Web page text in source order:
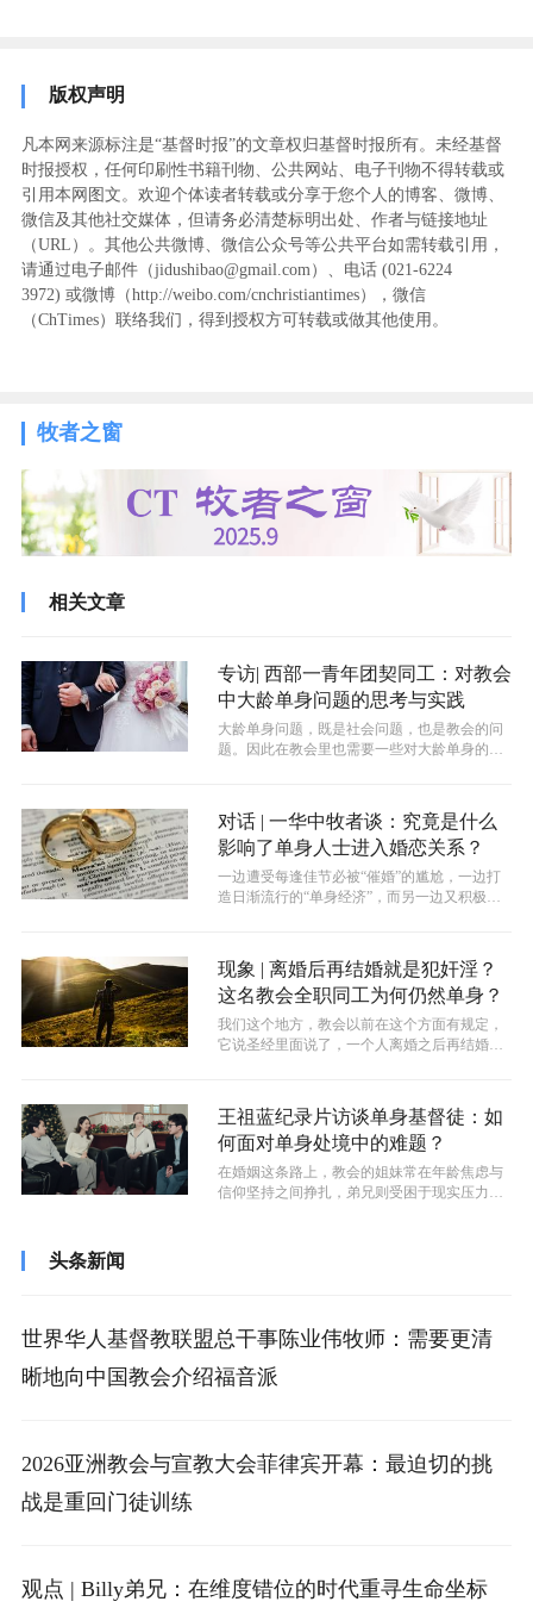
版权声明
凡本网来源标注是“基督时报”的文章权归基督时报所有。未经基督
时报授权，任何印刷性书籍刊物、公共网站、电子刊物不得转载或
引用本网图文。欢迎个体读者转载或分享于您个人的博客、微博、
微信及其他社交媒体，但请务必清楚标明出处、作者与链接地址
（URL）。其他公共微博、微信公众号等公共平台如需转载引用，
请通过电子邮件（jidushibao@gmail.com）、电话 (021-6224
3972) ‬或微博（http://weibo.com/cnchristiantimes），微信
（ChTimes）联络我们，得到授权方可转载或做其他使用。
牧者之窗
相关文章
专访| 西部一青年团契同工：对教会
中大龄单身问题的思考与实践
大龄单身问题，既是社会问题，也是教会的问
题。因此在教会里也需要一些对大龄单身的婚
对话 | 一华中牧者谈：究竟是什么
影响了单身人士进入婚恋关系？
​一边遭受每逢佳节必被“催婚”的尴尬，一边打
造日渐流行的“单身经济”，而另一边又积极投
现象 | 离婚后再结婚就是犯奸淫？
这名教会全职同工为何仍然单身？
我们这个地方，教会以前在这个方面有规定，
它说圣经里面说了，一个人离婚之后再结婚这
王祖蓝纪录片访谈单身基督徒：如
何面对单身处境中的难题？
在婚姻这条路上，教会的姐妹常在年龄焦虑与
信仰坚持之间挣扎，弟兄则受困于现实压力与
头条新闻
世界华人基督教联盟总干事陈业伟牧师：需要更清
晰地向中国教会介绍福音派
2026亚洲教会与宣教大会菲律宾开幕：最迫切的挑
战是重回门徒训练
观点 | Billy弟兄：在维度错位的时代重寻生命坐标